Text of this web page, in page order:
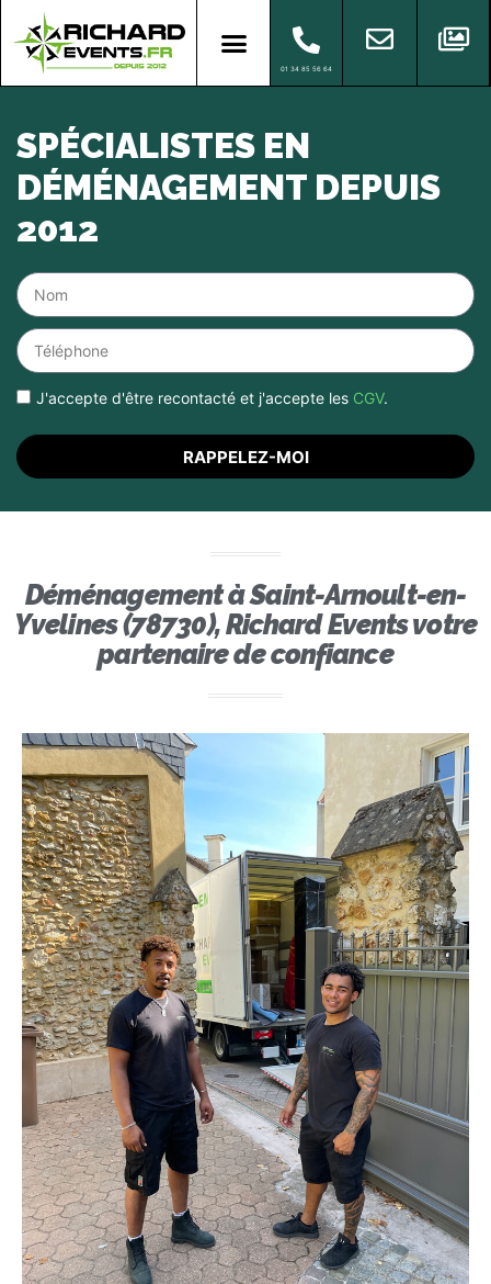
01 34 85 56 64
SPÉCIALISTES EN
DÉMÉNAGEMENT DEPUIS
2012
J'accepte d'être recontacté et j'accepte les CGV.
RAPPELEZ-MOI
Déménagement à Saint-Arnoult-en-
Yvelines (78730), Richard Events votre
partenaire de confiance